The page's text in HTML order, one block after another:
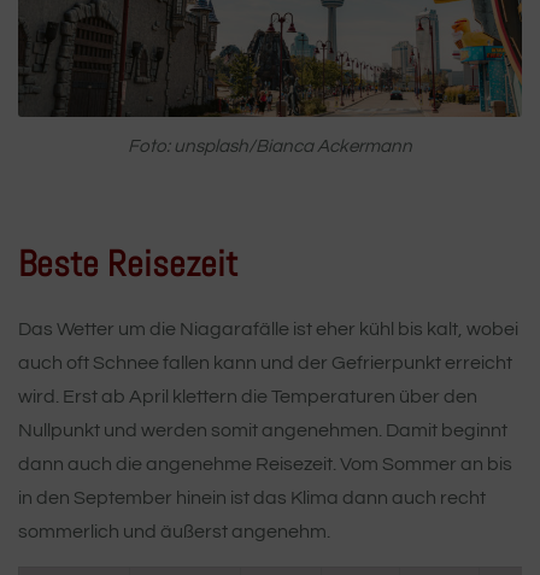
Foto: unsplash/Bianca Ackermann
Beste Reisezeit
Das Wetter um die Niagarafälle ist eher kühl bis kalt, wobei
auch oft Schnee fallen kann und der Gefrierpunkt erreicht
wird. Erst ab April klettern die Temperaturen über den
Nullpunkt und werden somit angenehmen. Damit beginnt
dann auch die angenehme Reisezeit. Vom Sommer an bis
in den September hinein ist das Klima dann auch recht
sommerlich und äußerst angenehm.